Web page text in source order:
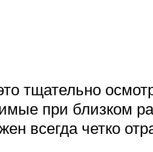
тщательно
при близком
всегда четко